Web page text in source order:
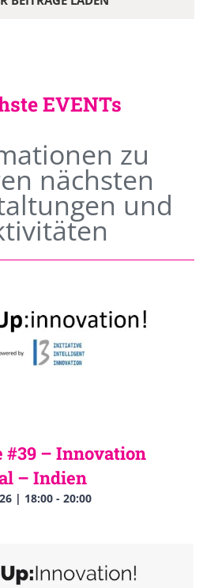
EVENTs
zu
nächsten
und
– Innovation
– Indien
| 18:00 - 20:00